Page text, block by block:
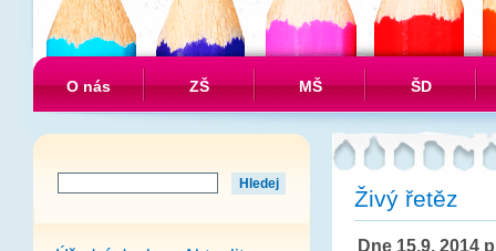
O nás ZŠ MŠ ŠD
Živý řetěz
Dne 15.9. 2014